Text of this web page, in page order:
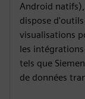
Android
dispose
visualisations
les
tels que
de données